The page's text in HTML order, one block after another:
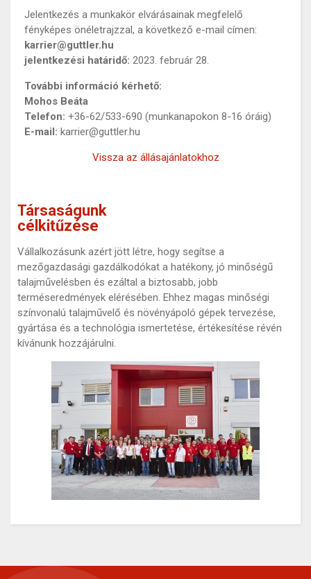
Jelentkezés a munkakör elvárásainak megfelelő
fényképes önéletrajzzal, a következő e-mail címen:
karrier@guttler.hu
jelentkezési határidő: 2023. február 28.
További információ kérhető:
Mohos Beáta
Telefon: +36-62/533-690 (munkanapokon 8-16 óráig)
E-mail: karrier@guttler.hu
Vissza az állásajánlatokhoz
Társaságunk
célkitűzése
Vállalkozásunk azért jött létre, hogy segítse a
mezőgazdasági gazdálkodókat a hatékony, jó minőségű
talajművelésben és ezáltal a biztosabb, jobb
terméseredmények elérésében. Ehhez magas minőségi
színvonalú talajművelő és növényápoló gépek tervezése,
gyártása és a technológia ismertetése, értékesítése révén
kívánunk hozzájárulni.